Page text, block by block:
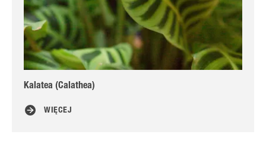
Kalatea (Calathea)
WIĘCEJ